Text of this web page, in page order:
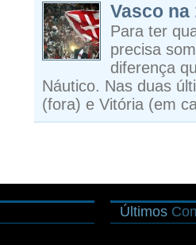
Vasco na
Para ter
precisa
diferença
Náutico. Nas duas
(fora) e Vitória (em
Últimos